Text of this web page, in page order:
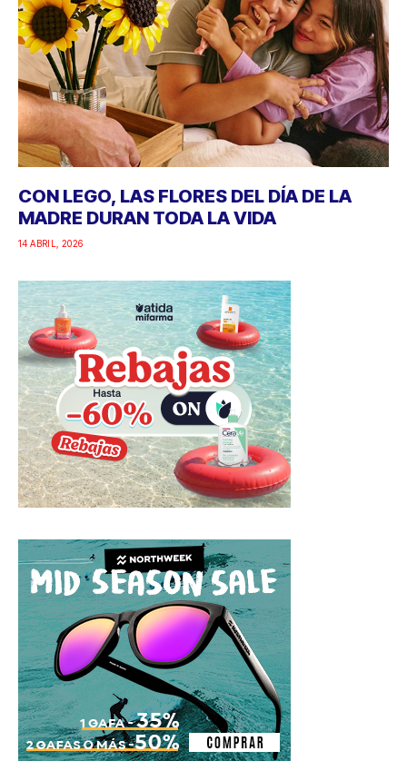
CON LEGO, LAS FLORES DEL DÍA DE LA
MADRE DURAN TODA LA VIDA
14 ABRIL, 2026